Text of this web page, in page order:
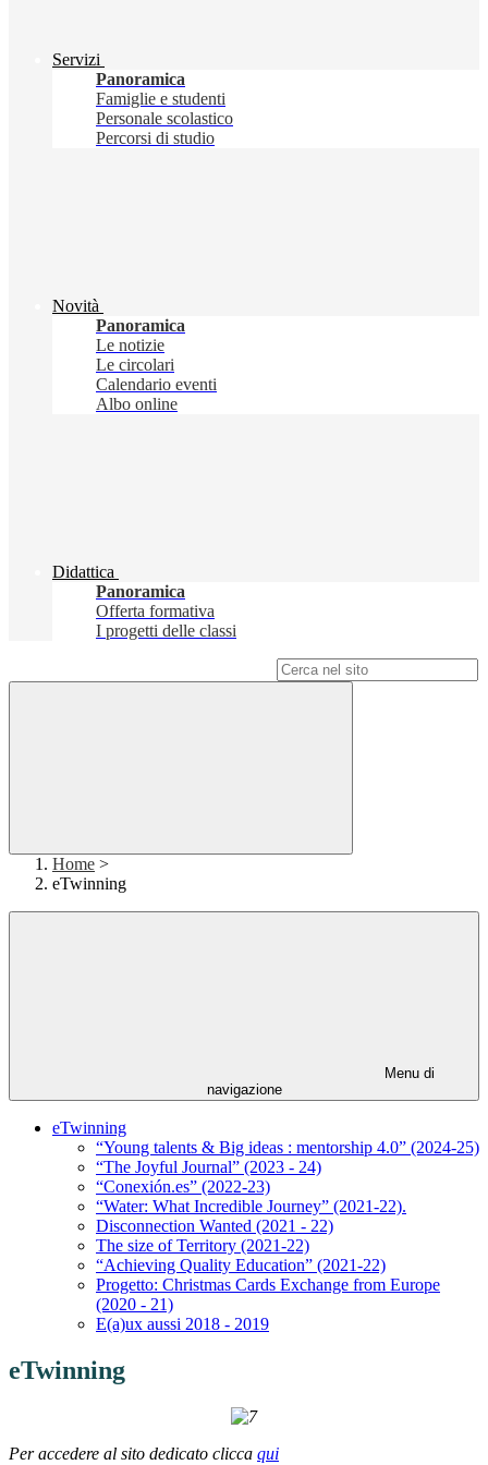
Servizi
Panoramica
Famiglie e studenti
Personale scolastico
Percorsi di studio
Novità
Panoramica
Le notizie
Le circolari
Calendario eventi
Albo online
Didattica
Panoramica
Offerta formativa
I progetti delle classi
Home >
eTwinning
Menu di
navigazione
eTwinning
“Young talents & Big ideas : mentorship 4.0” (2024-25)
“The Joyful Journal” (2023 - 24)
“Conexión.es” (2022-23)
“Water: What Incredible Journey” (2021-22).
Disconnection Wanted (2021 - 22)
The size of Territory (2021-22)
“Achieving Quality Education” (2021-22)
Progetto: Christmas Cards Exchange from Europe
(2020 - 21)
E(a)ux aussi 2018 - 2019
eTwinning
Per accedere al sito dedicato clicca qui